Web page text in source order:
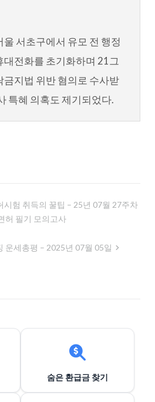
서초구에서 유모 전 행정
대전화를 초기화하며 21그
금지법 위반 혐의로 수사받
특혜 의혹도 제기되었다.
시험 취득의 꿀팁 – 25년 07월 27주차
허 필기 모의고사
운세총평 – 2025년 07월 05일
숨은 환급금 찾기